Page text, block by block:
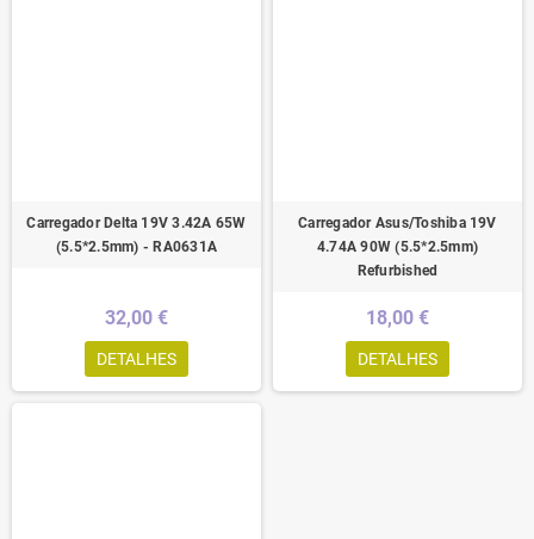
Carregador Delta 19V 3.42A 65W
(5.5*2.5mm) - RA0631A
32,00 €
DETALHES
Carregador Asus/Toshiba 19V
4.74A 90W (5.5*2.5mm)
Refurbished
18,00 €
DETALHES